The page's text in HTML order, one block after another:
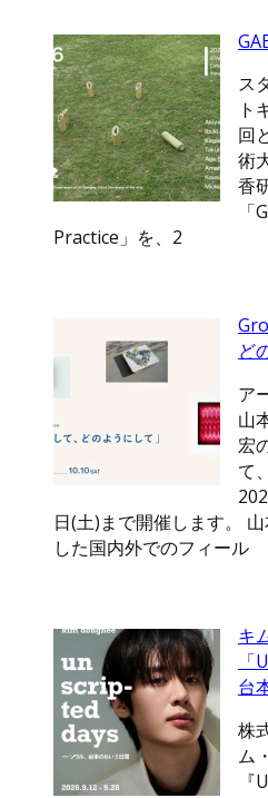
ス
ト
回
術
香
Practice」を、2
ど
ア
山
宏
て
日(土)まで開催します。
した国内外でのフィール
キ
台
株
ム